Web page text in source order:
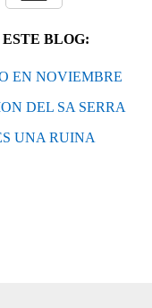
BLOG:
EN NOVIEMBRE
DEL SA SERRA
UNA RUINA